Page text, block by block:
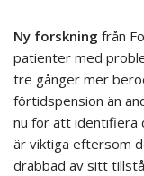
Ny forskning från
patienter med
tre gånger mer
förtidspension än
nu för att identifiera
är viktiga eftersom
drabbad av sitt